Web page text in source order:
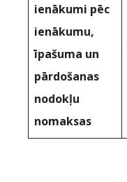
ienākumi pēc
ienākumu,
īpašuma un
pārdošanas
nodokļu
nomaksas